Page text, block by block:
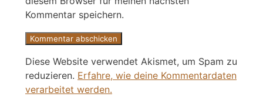
Kommentar speichern.
Diese Website verwendet Akismet, um Spam zu
reduzieren. Erfahre, wie deine Kommentardaten
verarbeitet werden.